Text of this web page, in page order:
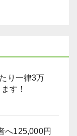
り一律3万
す！
へ125,000円